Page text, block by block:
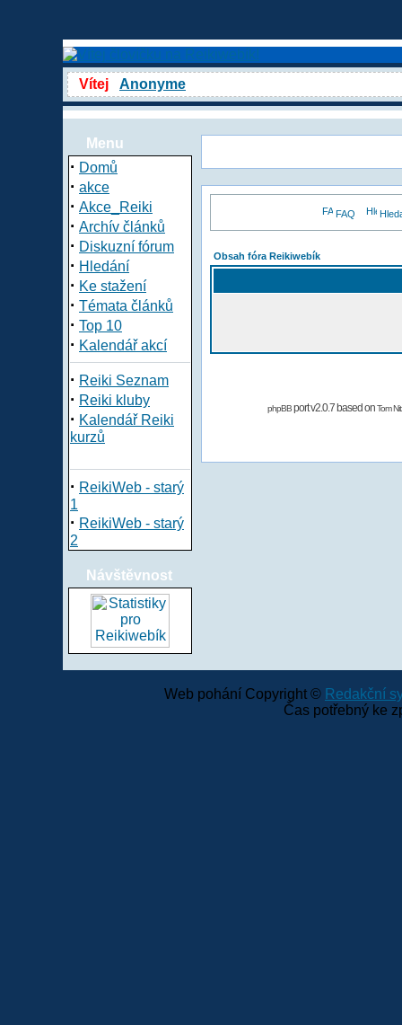
Vítej Anonyme
Menu
· Domů
· akce
· Akce_Reiki
· Archív článků
· Diskuzní fórum
· Hledání
· Ke stažení
· Témata článků
· Top 10
· Kalendář akcí
· Reiki Seznam
· Reiki kluby
· Kalendář Reiki
kurzů
· ReikiWeb - starý
1
· ReikiWeb - starý
2
Návštěvnost
FAQ
Obsah fóra Reikiwebík
phpBBport v2.0.7 based onTom
Web pohání Copyright © Redakční
Čas potřebný ke